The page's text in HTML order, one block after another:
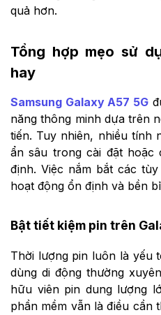
quả hơn.
Tổng hợp mẹo sử
hay
Samsung Galaxy A57 5G
năng thông minh dựa trên
tiến. Tuy nhiên, nhiều tính
ẩn sâu trong cài đặt hoặc
định. Việc nắm bắt các
hoạt động ổn định và bền
Bật tiết kiệm pin trên
Thời lượng pin luôn là yếu
dùng di động thường
hữu viên pin dung lượng
phần mềm vẫn là điều cần